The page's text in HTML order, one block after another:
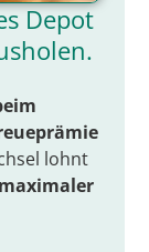
Depot
lohnt
maximaler